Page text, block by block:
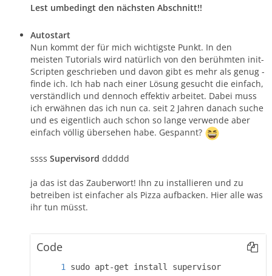
Lest umbedingt den nächsten Abschnitt!!
Autostart
Nun kommt der für mich wichtigste Punkt. In den
meisten Tutorials wird natürlich von den berühmten init-
Scripten geschrieben und davon gibt es mehr als genug -
finde ich. Ich hab nach einer Lösung gesucht die einfach,
verständlich und dennoch effektiv arbeitet. Dabei muss
ich erwähnen das ich nun ca. seit 2 Jahren danach suche
und es eigentlich auch schon so lange verwende aber
einfach völlig übersehen habe. Gespannt?
ssss Supervisord ddddd
ja das ist das Zauberwort! Ihn zu installieren und zu
betreiben ist einfacher als Pizza aufbacken. Hier alle was
ihr tun müsst.
Code
sudo apt-get install supervisor